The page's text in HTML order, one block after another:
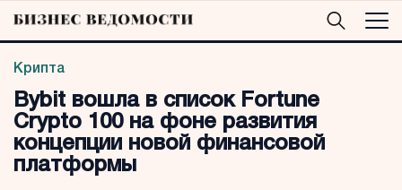
Крипта
Bybit вошла в список Fortune
Crypto 100 на фоне развития
концепции новой финансовой
платформы